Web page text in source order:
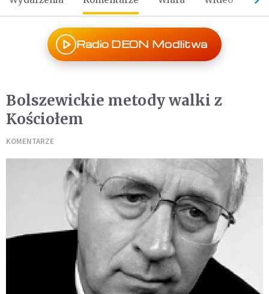
Radio DEON Modlitwa
Bolszewickie metody walki z
Kościołem
KOMENTARZE